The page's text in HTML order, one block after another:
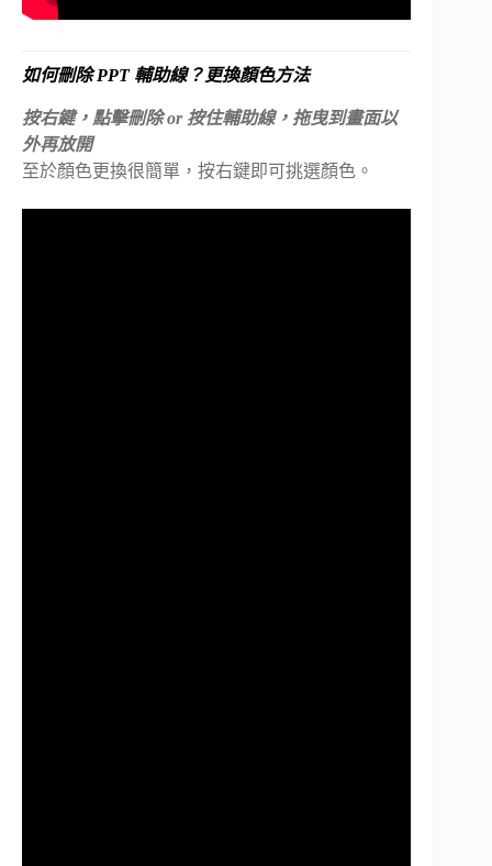
如何刪除 PPT 輔助線？更換顏色方法
按右鍵，點擊刪除 or 按住輔助線，拖曳到畫面以
外再放開
至於顏色更換很簡單，按右鍵即可挑選顏色。